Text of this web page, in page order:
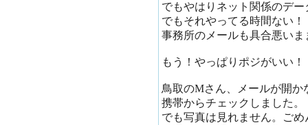
でもやはりネット関係のデ
でもそれやってる時間ない！
事務所のメールも具合悪い
もう！やっぱりポジがいい
鳥取のMさん、メールが開か
携帯からチェックしました。
でも写真は見れません。ごめ